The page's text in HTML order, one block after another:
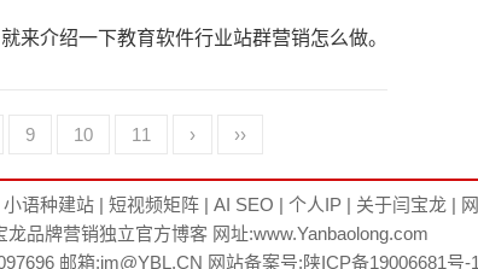
来介绍一下教育软件行业站群营销怎么做。
等门户网站。在选择平台时，需要考虑平
选择适合自己的平台进行推广。二、制定站
键，需要根据自己的产品特点和目标用户来
9 10 11 › ››
小语种建站| 短视频矩阵| AI SEO | 个人IP| 关于闫宝龙|
龙品牌营销独立官方博客 网址:www.Yanbaolong.com
邮箱:im@YBL.CN 网站备案号:陕ICP备19006681号-1